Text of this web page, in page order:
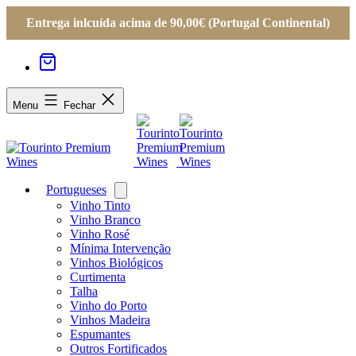
Entrega inlcuída acima de 90,00€ (Portugal Continental)
Menu Fechar
Portugueses
menu
Vinho Tinto
Vinho Branco
Vinho Rosé
Mínima Intervenção
Vinhos Biológicos
Curtimenta
Talha
Vinho do Porto
Vinhos Madeira
Espumantes
Outros Fortificados